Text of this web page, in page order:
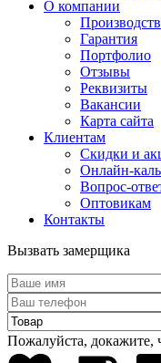
О компании
Гарантия
Портфолио
Отзывы
Реквизиты
Вакансии
Карта сайта
Клиентам
Скидки и
Онлайн-
Вопрос-
Оптовикам
Контакты
Вызвать замерщика
Пожалуйста, докажите,